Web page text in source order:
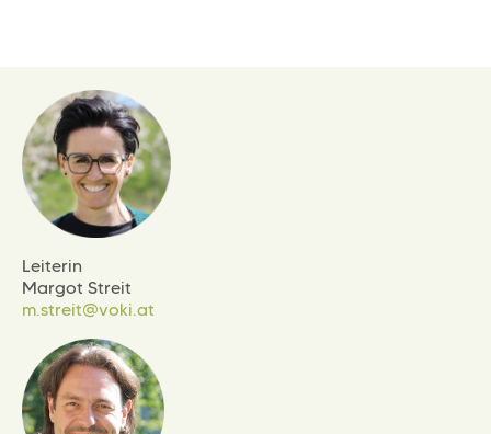
Leiterin
Margot Streit
m.streit@voki.at